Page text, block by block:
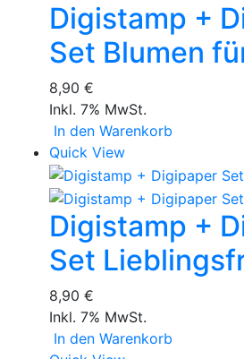
Digistamp +
Set Blumen
8,90 €
Inkl. 7% MwSt.
In den Warenkorb
Quick View
Digistamp +
Set
8,90 €
Inkl. 7% MwSt.
In den Warenkorb